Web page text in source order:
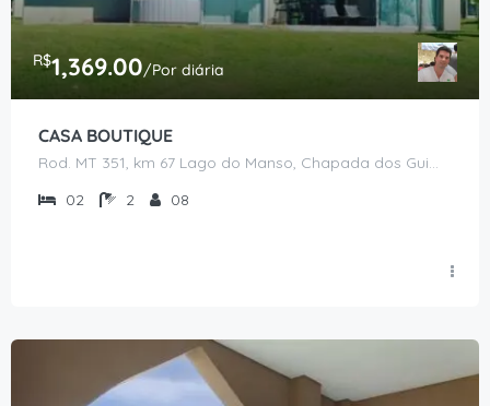
R$1,369.00/Por diária
CASA BOUTIQUE
Rod. MT 351, km 67 Lago do Manso, Chapada dos Guimarães - MT
02
2 08